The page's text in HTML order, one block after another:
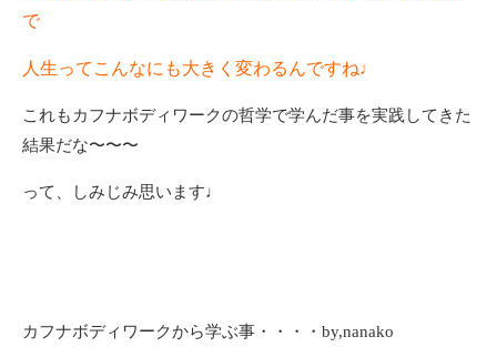
で
人生ってこんなにも大きく変わるんですね♩
これもカフナボディワークの哲学で学んだ事を実践してきた
結果だな〜〜〜
って、しみじみ思います♩
カフナボディワークから学ぶ事・・・・by,nanako